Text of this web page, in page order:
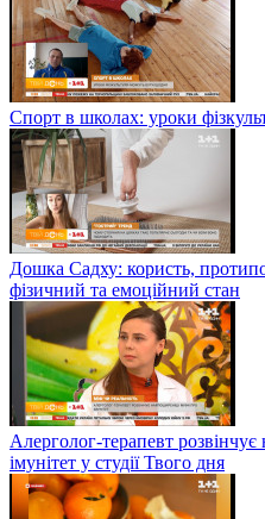
Спорт в школах: уроки
Дошка Садху: користь,
фізичний та емоційний стан
Алерголог-терапевт
імунітет у студії Твого дня